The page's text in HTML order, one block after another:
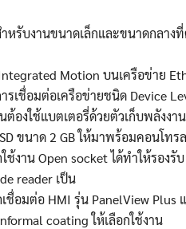
ำหรับงานขนาดเล็กและขนาดกลา
Motion บนเครือข่าย
รเชื่อมต่อเครือข่ายชนิด Device
ต้องใช้แบตเตอรี่ด้วยตัวเก็บพลังงา
ขนาด 2 GB ให้มาพร้อมคอนโทร
ช้งาน Open socket ได้ทำให้รอง
reader เป็น
ชื่อมต่อ HMI รุ่น PanelView Plus
coating ให้เลือกใช้งาน